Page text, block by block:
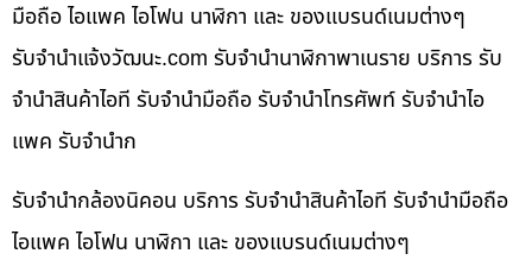
มือถือ ไอแพค ไอโฟน นาฬิกา และ ของแบรนด์เนมต่างๆ
รับจํานําแจ้งวัฒนะ.com รับจำนำนาฬิกาพาเนราย บริการ รับ
จำนำสินค้าไอที รับจำนำมือถือ รับจำนำโทรศัพท์ รับจำนำไอ
แพค รับจำนำก
รับจำนำกล้องนิคอน บริการ รับจำนำสินค้าไอที รับจำนำมือถือ
ไอแพค ไอโฟน นาฬิกา และ ของแบรนด์เนมต่างๆ